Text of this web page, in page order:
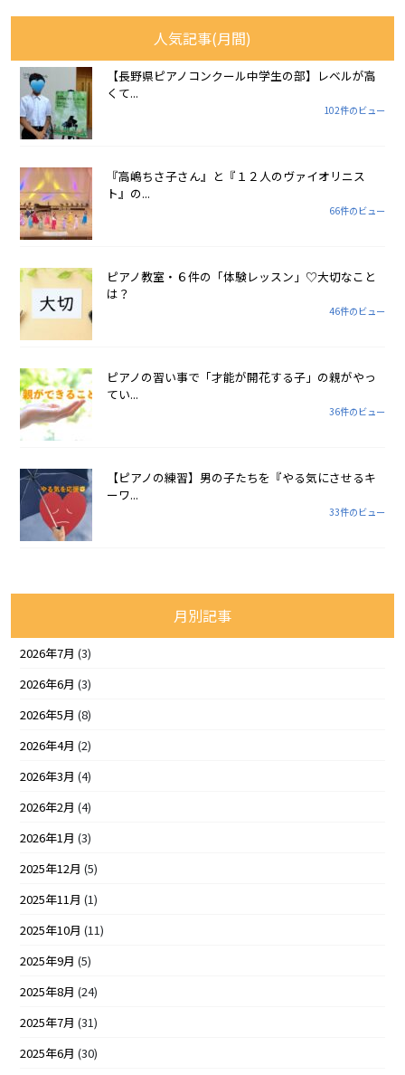
人気記事(月間)
【長野県ピアノコンクール中学生の部】レベルが高
くて...
102件のビュー
『高嶋ちさ子さん』と『１２人のヴァイオリニス
ト』の...
66件のビュー
ピアノ教室・６件の「体験レッスン」♡大切なこと
は？
46件のビュー
ピアノの習い事で「才能が開花する子」の親がやっ
てい...
36件のビュー
【ピアノの練習】男の子たちを『やる気にさせるキ
ーワ...
33件のビュー
月別記事
2026年7月 (3)
2026年6月 (3)
2026年5月 (8)
2026年4月 (2)
2026年3月 (4)
2026年2月 (4)
2026年1月 (3)
2025年12月 (5)
2025年11月 (1)
2025年10月 (11)
2025年9月 (5)
2025年8月 (24)
2025年7月 (31)
2025年6月 (30)